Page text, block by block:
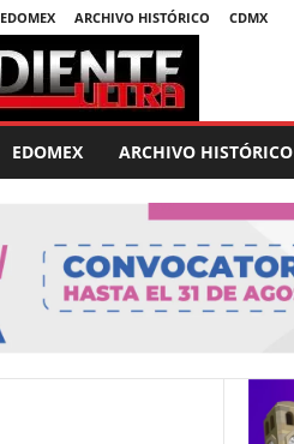
EDOMEX ARCHIVO HISTÓRICO CDMX
EDOMEX ARCHIVO HISTÓRICO